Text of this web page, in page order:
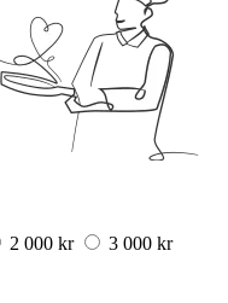
2 000 kr 3 000 kr